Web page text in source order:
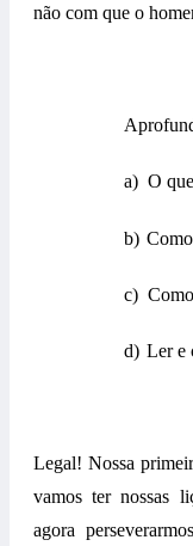
não com que o
a) O
b)
c)
d) Ler e
Legal! Nossa
vamos ter nossas
agora